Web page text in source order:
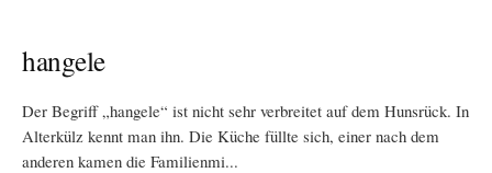
hangele
Der Begriff „hangele“ ist nicht sehr verbreitet auf dem Hunsrück. In
Alterkülz kennt man ihn. Die Küche füllte sich, einer nach dem
anderen kamen die Familienmi...